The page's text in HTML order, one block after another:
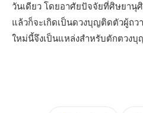
วันเดียว โดยอาศัยปัจจัยที่ศิษยานุ
แล้วก็จะเกิดเป็นดวงบุญติดตัวผู้ถ
ใหม่นี้จึงเป็นแหล่งสําหรับตักตวง